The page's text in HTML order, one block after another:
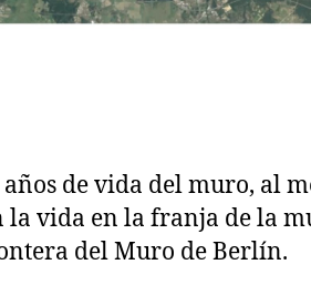
años de vida del muro, al
la vida en la franja de la
del Muro de Berlín.